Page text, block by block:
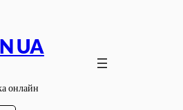
UA
онлайн